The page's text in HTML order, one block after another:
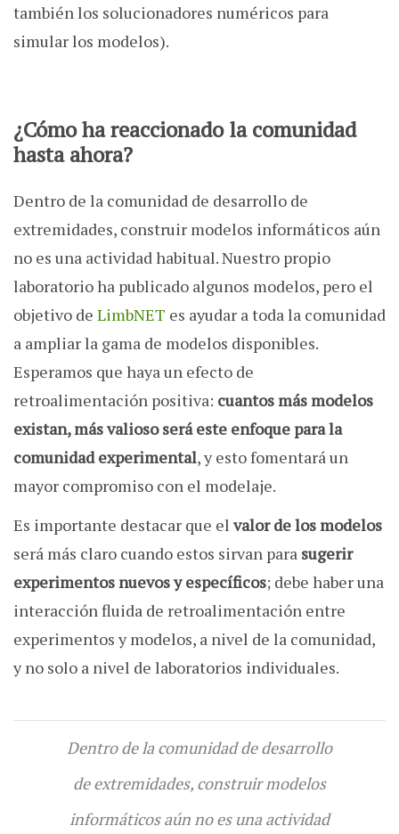
también los solucionadores numéricos para
simular los modelos).
¿Cómo ha reaccionado la comunidad
hasta ahora?
Dentro de la comunidad de desarrollo de
extremidades, construir modelos informáticos aún
no es una actividad habitual. Nuestro propio
laboratorio ha publicado algunos modelos, pero el
objetivo de LimbNET es ayudar a toda la comunidad
a ampliar la gama de modelos disponibles.
Esperamos que haya un efecto de
retroalimentación positiva: cuantos más modelos
existan, más valioso será este enfoque para la
comunidad experimental, y esto fomentará un
mayor compromiso con el modelaje.
Es importante destacar que elvalor de los modelos
será más claro cuando estos sirvan para sugerir
experimentos nuevos y específicos; debe haber una
interacción fluida de retroalimentación entre
experimentos y modelos, a nivel de la comunidad,
y no solo a nivel de laboratorios individuales.
Dentro de la comunidad de desarrollo
de extremidades, construir modelos
informáticos aún no es una actividad